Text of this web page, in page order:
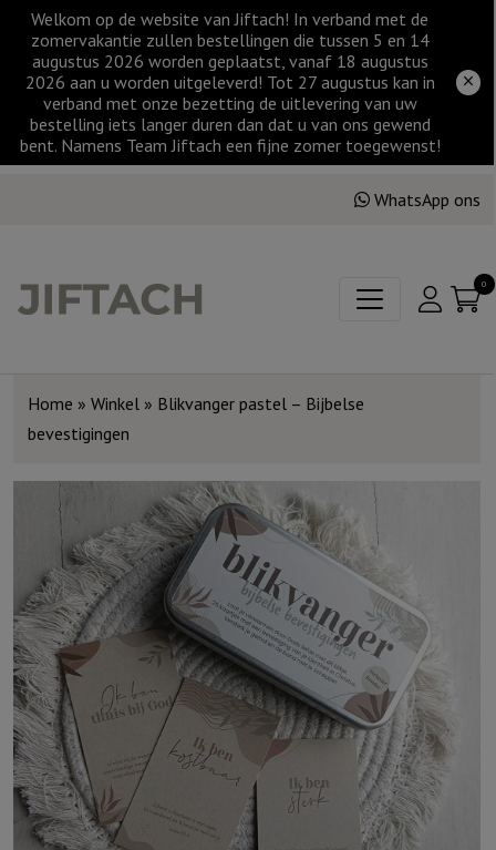
Welkom op de website van Jiftach! In verband met de
zomervakantie zullen bestellingen die tussen 5 en 14
augustus 2026 worden geplaatst, vanaf 18 augustus
2026 aan u worden uitgeleverd! Tot 27 augustus kan in
verband met onze bezetting de uitlevering van uw
bestelling iets langer duren dan dat u van ons gewend
bent. Namens Team Jiftach een fijne zomer toegewenst!
WhatsApp ons
0
Home » Winkel » Blikvanger pastel – Bijbelse
bevestigingen